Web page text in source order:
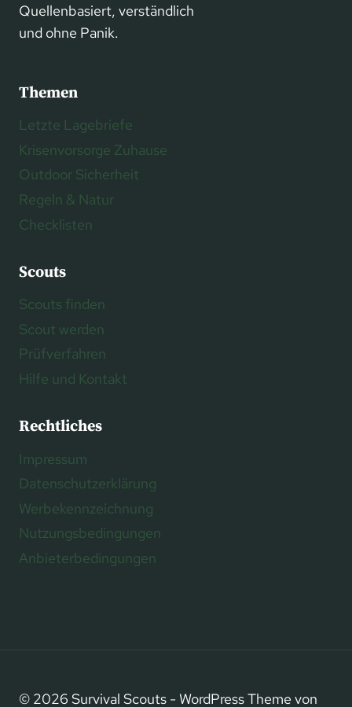
Quellenbasiert, verständlich
und ohne Panik.
Themen
Letzte Lagebriefe
Krisenvorsorge Zuhause
Outdoor Sicherheit
Regeln & Natur
Checklisten
Scouts
Scouts finden
Scout werden
Prüfverfahren
Hilfe und Kontakt
Rechtliches
Impressum
Datenschutzerklärung
Werbekennzeichnung
Nutzungsbedingungen
Anbieterbedingungen
© 2026 Survival Scouts - WordPress Theme von